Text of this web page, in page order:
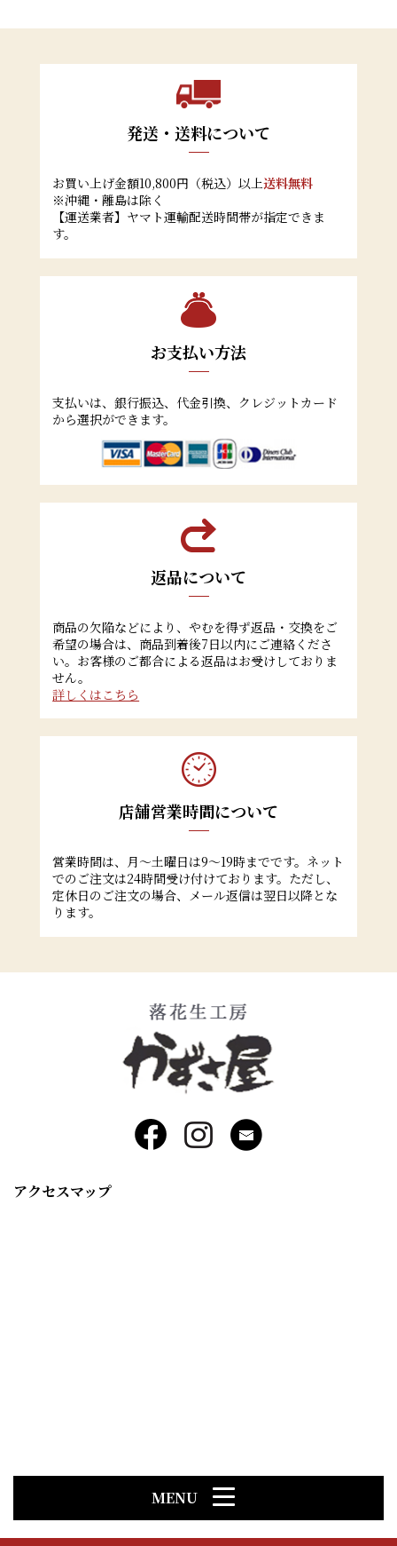
発送・送料について
お買い上げ金額10,800円（税込）以上送料無料
※沖縄・離島は除く
【運送業者】ヤマト運輸配送時間帯が指定できま
す。
お支払い方法
支払いは、銀行振込、代金引換、クレジットカード
から選択ができます。
返品について
商品の欠陥などにより、やむを得ず返品・交換をご
希望の場合は、商品到着後7日以内にご連絡くださ
い。お客様のご都合による返品はお受けしておりま
せん。
詳しくはこちら
店舗営業時間について
営業時間は、月～土曜日は9～19時までです。ネット
でのご注文は24時間受け付けております。ただし、
定休日のご注文の場合、メール返信は翌日以降とな
ります。
アクセスマップ
MENU